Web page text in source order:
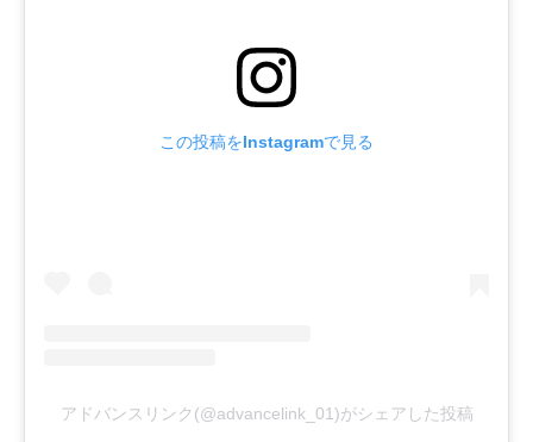
この投稿をInstagramで見る
アドバンスリンク(@advancelink_01)がシェアした投稿